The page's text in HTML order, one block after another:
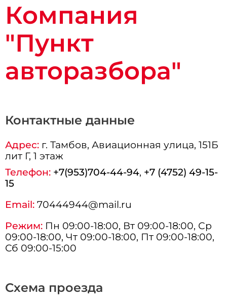
Компания
"Пункт
авторазбора"
Схема проезда
Контактные данные
Адрес: г.Тамбов, Авиационная улица, 151Б
лит Г, 1 этаж
Телефон: +7(953)704-44-94, +7 (4752) 49-15-
15
Email: 70444944@mail.ru
Режим: Пн 09:00-18:00, Вт 09:00-18:00, Ср
09:00-18:00, Чт 09:00-18:00, Пт 09:00-18:00,
Сб 09:00-15:00